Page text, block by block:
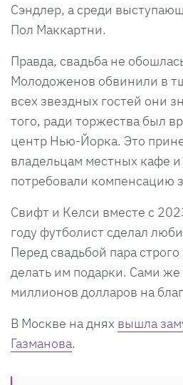
Сэндлер, а среди
Пол Маккартни.
Правда, свадьба не
Молодоженов обвинили в
всех звездных гостей они
того, ради торжества был
центр Нью-Йорка. Это
владельцам местных кафе
потребовали компенсацию
Свифт и Келси вместе с
году футболист сделал
Перед свадьбой пара
делать им подарки. Сами
миллионов долларов на
В Москве на днях вышла
Газманова.